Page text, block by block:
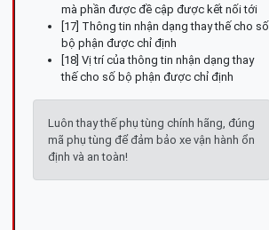
mà phần được đề cập được kết nối tới
[17] Thông tin nhận dạng thay thế cho số
bộ phận được chỉ định
[18] Vị trí của thông tin nhận dạng thay
thế cho số bộ phận được chỉ định
Luôn thay thế phụ tùng chính hãng, đúng
mã phụ tùng để đảm bảo xe vận hành ổn
định và an toàn!